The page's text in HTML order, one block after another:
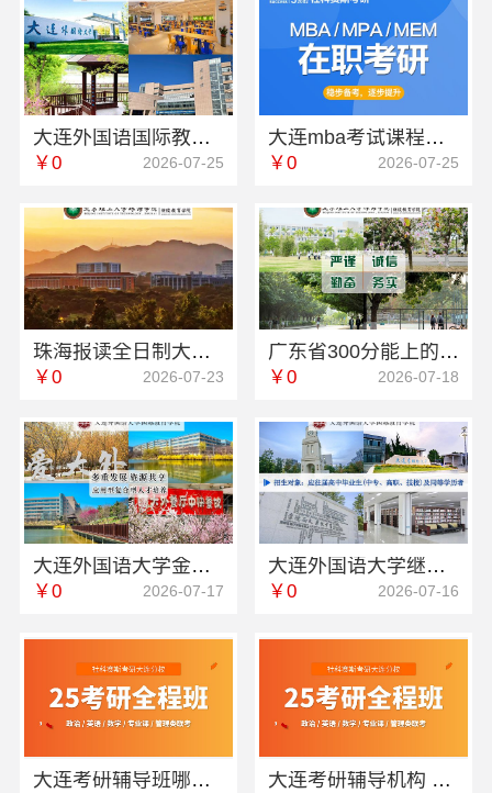
大连外国语国际教育学院航空职教英语专业动态更新
￥0 2026-07-25
大连mba考试课程培训报考费用-社科赛斯
￥0 2026-07-25
珠海报读全日制大专院校-北京理工大学珠海学院继续教育学院
￥0 2026-07-23
广东省300分能上的专科院校电话-北京理工大学珠海学院继续教育学院
￥0 2026-07-18
大连外国语大学金州校区学校地址招生咨询
￥0 2026-07-17
大连外国语大学继续教育学院线上咨询宿舍环境怎么样
￥0 2026-07-16
大连考研辅导班哪家教学好 社科赛斯考研定制专业辅导规划 大连考研辅导机构 社科赛斯考研全程规划